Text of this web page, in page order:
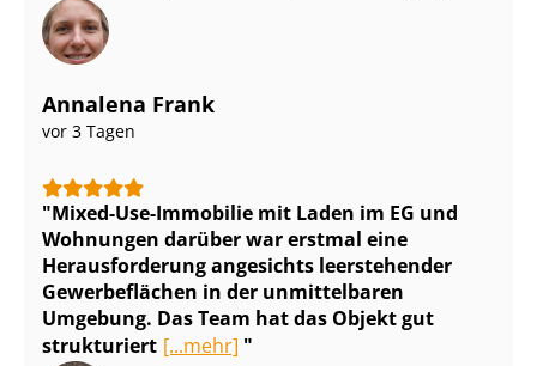
Annalena Frank
vor 3 Tagen
Mixed-Use-Immobilie mit Laden im EG und
Wohnungen darüber war erstmal eine
Herausforderung angesichts leerstehender
Gewerbeflächen in der unmittelbaren
Umgebung. Das Team hat das Objekt gut
strukturiert [...mehr]